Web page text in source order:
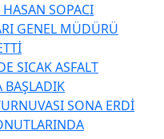
SOPACI
GENEL MÜDÜRÜ
SICAK ASFALT
BAŞLADIK
SONA ERDİ